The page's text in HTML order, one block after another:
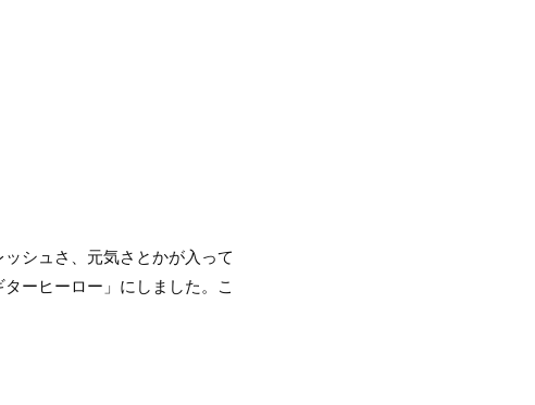
シュさ、元気さとかが入って
ーヒーロー」にしました。こ